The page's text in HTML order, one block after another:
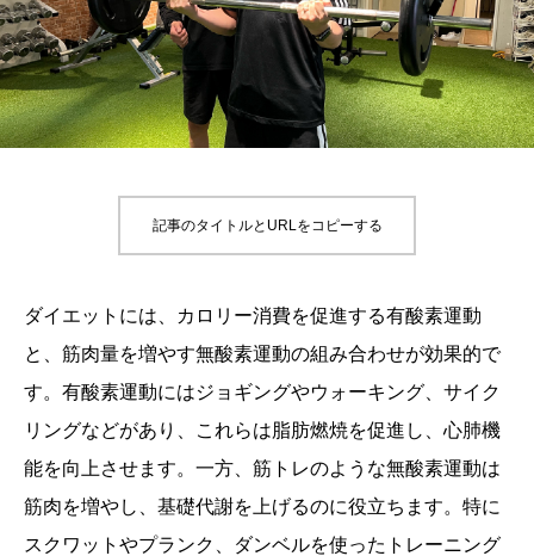
記事のタイトルとURLをコピーする
ダイエットには、カロリー消費を促進する有酸素運動
と、筋肉量を増やす無酸素運動の組み合わせが効果的で
す。有酸素運動にはジョギングやウォーキング、サイク
リングなどがあり、これらは脂肪燃焼を促進し、心肺機
能を向上させます。一方、筋トレのような無酸素運動は
筋肉を増やし、基礎代謝を上げるのに役立ちます。特に
スクワットやプランク、ダンベルを使ったトレーニング